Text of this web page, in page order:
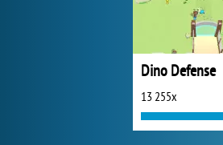
Dino Defense
13 255x